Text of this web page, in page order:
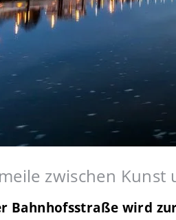
zwischen Kunst
Bahnhofsstraße wird